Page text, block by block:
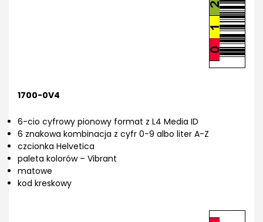
1700-0V4
6-cio cyfrowy pionowy format z L4 Media ID
6 znakowa kombinacja z cyfr 0-9 albo liter A-Z
czcionka Helvetica
paleta kolorów – Vibrant
matowe
kod kreskowy